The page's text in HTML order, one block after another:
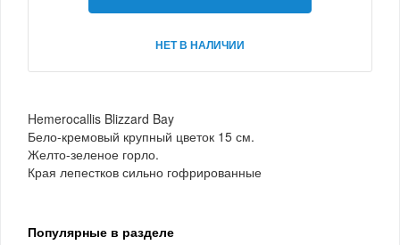
НЕТ В НАЛИЧИИ
Hemerocallis Blizzard Bay
Бело-кремовый крупный цветок 15 см.
Желто-зеленое горло.
Края лепестков сильно гофрированные
Популярные в разделе